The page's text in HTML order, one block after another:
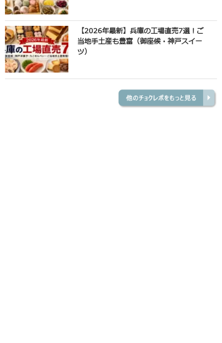
【2026年最新】兵庫の工場直売7選！ご
当地手土産も豊富（御座候・神戸スイー
ツ）